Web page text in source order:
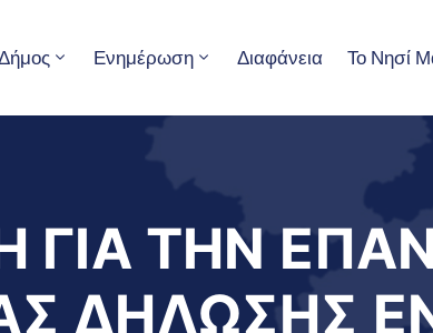
Ενημέρωση Διαφάνεια Το Νησί
ΓΙΑ ΤΗΝ
ΔΗΛΩΣΗΣ